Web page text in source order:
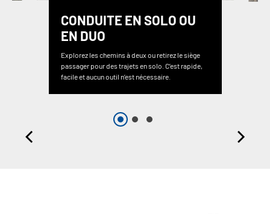
CONDUITE EN SOLO OU
EN DUO
Explorez les chemins à deux ou retirez le siège
passager pour des trajets en solo. C’est rapide,
facile et aucun outil n’est nécessaire.